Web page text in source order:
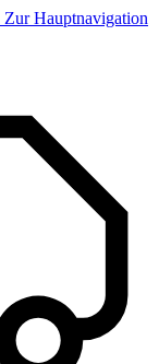
Zur Hauptnavigation